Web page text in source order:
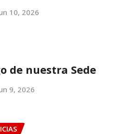
10, 2026
de nuestra Sede
9, 2026